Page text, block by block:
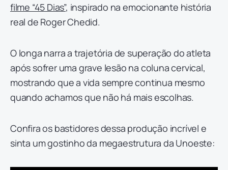
filme “45 Dias”, inspirado na emocionante história
real de Roger Chedid.
O longa narra a trajetória de superação do atleta
após sofrer uma grave lesão na coluna cervical,
mostrando que a vida sempre continua mesmo
quando achamos que não há mais escolhas.
Confira os bastidores dessa produção incrível e
sinta um gostinho da megaestrutura da Unoeste: